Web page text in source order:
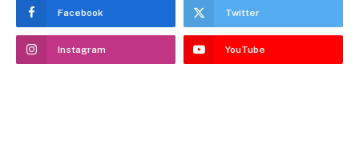
Facebook Twitter
Instagram YouTube